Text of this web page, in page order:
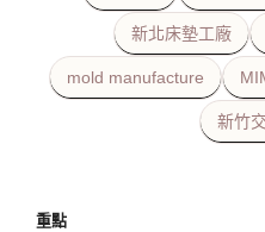
新北床墊工廠
mold manufacture
新竹
重點